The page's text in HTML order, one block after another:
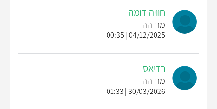
חוויה דומה
מזדהה
04/12/2025 | 00:35
רדיאס
מזדהה
30/03/2026 | 01:33